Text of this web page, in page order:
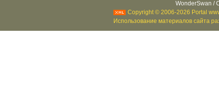
WonderSwan /
Copyright © 2006-2026 Portal
Использование материалов сайта